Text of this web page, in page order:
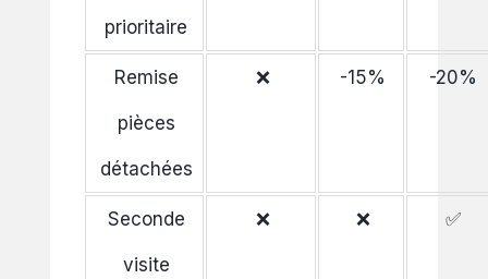
prioritaire
Remise
pièces
détachées
❌ -15% -20%
Seconde
visite
❌ ❌ ✅